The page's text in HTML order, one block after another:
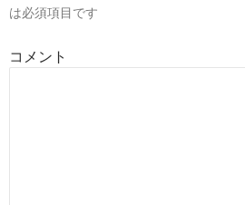
ン
は必須項目です
コメント